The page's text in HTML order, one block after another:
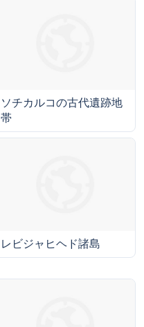
ソチカルコの古代遺跡地
帯
レビジャヒヘド諸島